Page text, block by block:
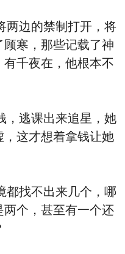
边的禁制打开，将
寒，那些记载了神
千夜在，他根本不
逃课出来追星，她
这才想着拿钱让她
找不出来几个，哪
个，甚至有一个还